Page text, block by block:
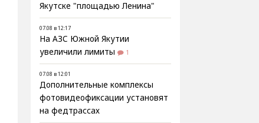
Якутске "площадью Ленина"
07.08 в 12:17
На АЗС Южной Якутии
увеличили лимиты
1
07.08 в 12:01
Дополнительные комплексы
фотовидеофиксации установят
на федтрассах